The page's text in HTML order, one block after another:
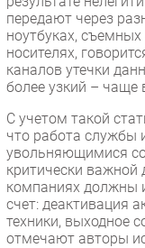
передают через
ноутбуках,
носителях,
каналов утечки
более узкий – чаще
С учетом такой
что работа службы
увольняющимися
критически важной
компаниях должны
счет: деактивация
техники, выходное
отмечают авторы